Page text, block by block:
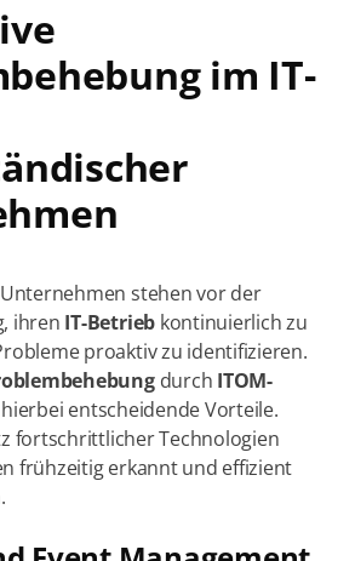
im IT-
stehen vor der
ihren IT-Betrieb kontinuierlich zu
proaktiv zu identifizieren.
durch ITOM-
entscheidende Vorteile.
fortschrittlicher Technologien
frühzeitig erkannt und effizient